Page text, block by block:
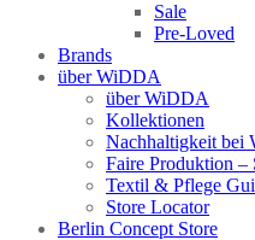
Sale
Pre-Loved
Brands
über WiDDA
über WiDDA
Kollektionen
Nachhaltigkeit bei
Faire Produktion –
Textil & Pflege
Store Locator
Berlin Concept Store